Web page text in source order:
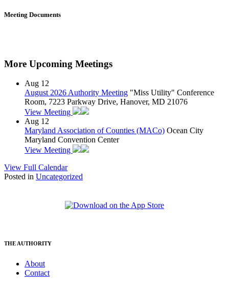
Meeting Documents
More Upcoming Meetings
Aug 12
August 2026 Authority Meeting "Miss Utility" Conference
Room, 7223 Parkway Drive, Hanover, MD 21076
View Meeting
Aug 12
Maryland Association of Counties (MACo) Ocean City
Maryland Convention Center
View Meeting
View Full Calendar
Posted in Uncategorized
THE AUTHORITY
About
Contact